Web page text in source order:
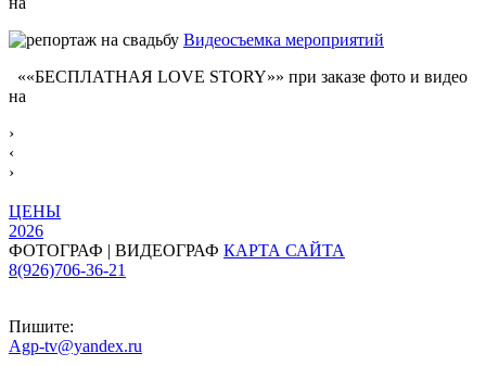
Видеосъемка мероприятий
««БЕСПЛАТНАЯ LOVE STORY»» при заказе фото и видео
на
›
‹
›
ЦЕНЫ
2026
ФОТОГРАФ | ВИДЕОГРАФ КАРТА САЙТА
8(926)706-36-21
Пишите:
Agp-tv@yandex.ru